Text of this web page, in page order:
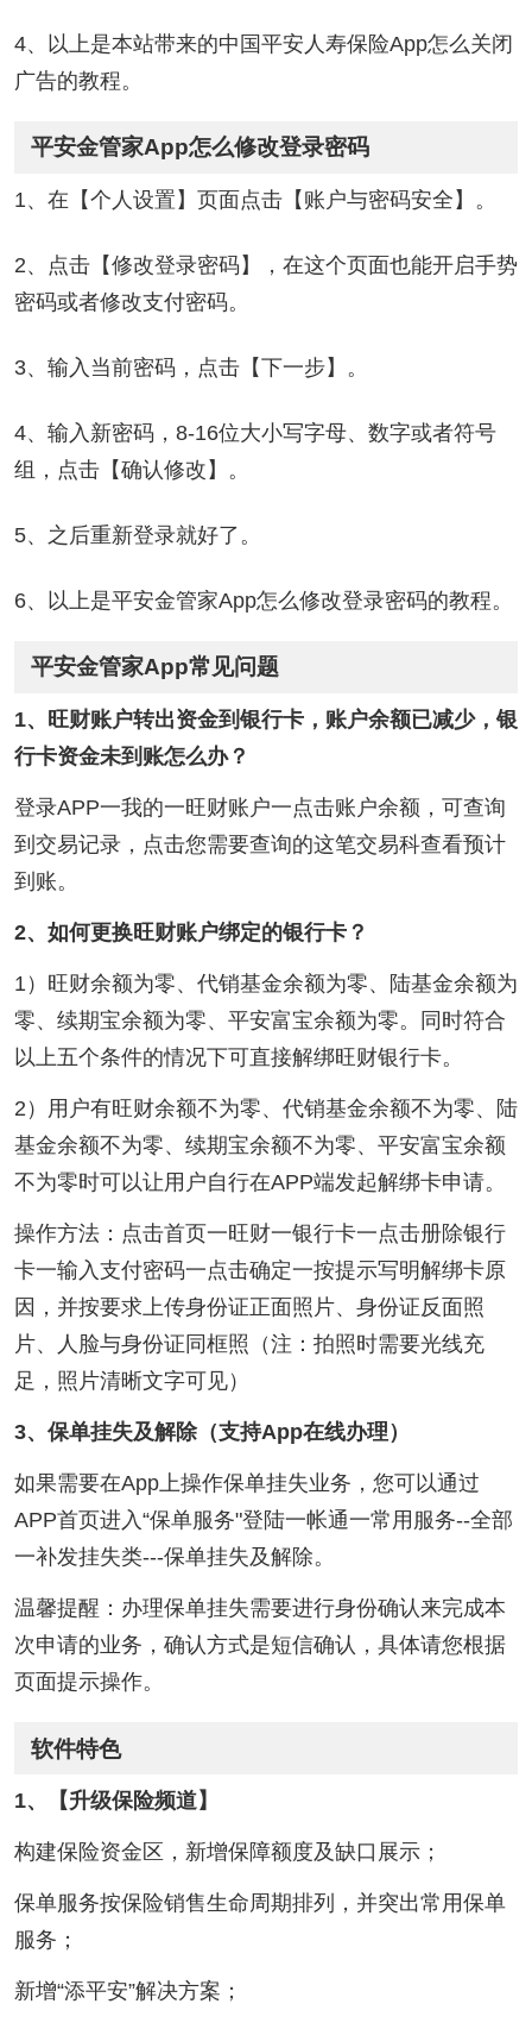
4、以上是本站带来的中国平安人寿保险App怎么关闭
广告的教程。
平安金管家App怎么修改登录密码
1、在【个人设置】页面点击【账户与密码安全】。
2、点击【修改登录密码】，在这个页面也能开启手势
密码或者修改支付密码。
3、输入当前密码，点击【下一步】。
4、输入新密码，8-16位大小写字母、数字或者符号
组，点击【确认修改】。
5、之后重新登录就好了。
6、以上是平安金管家App怎么修改登录密码的教程。
平安金管家App常见问题
1、旺财账户转出资金到银行卡，账户余额已减少，银
行卡资金未到账怎么办？
登录APP一我的一旺财账户一点击账户余额，可查询
到交易记录，点击您需要查询的这笔交易科查看预计
到账。
2、如何更换旺财账户绑定的银行卡？
1）旺财余额为零、代销基金余额为零、陆基金余额为
零、续期宝余额为零、平安富宝余额为零。同时符合
以上五个条件的情况下可直接解绑旺财银行卡。
2）用户有旺财余额不为零、代销基金余额不为零、陆
基金余额不为零、续期宝余额不为零、平安富宝余额
不为零时可以让用户自行在APP端发起解绑卡申请。
操作方法：点击首页一旺财一银行卡一点击册除银行
卡一输入支付密码一点击确定一按提示写明解绑卡原
因，并按要求上传身份证正面照片、身份证反面照
片、人脸与身份证同框照（注：拍照时需要光线充
足，照片清晰文字可见）
3、保单挂失及解除（支持App在线办理）
如果需要在App上操作保单挂失业务，您可以通过
APP首页进入“保单服务"登陆一帐通一常用服务--全部
一补发挂失类---保单挂失及解除。
温馨提醒：办理保单挂失需要进行身份确认来完成本
次申请的业务，确认方式是短信确认，具体请您根据
页面提示操作。
软件特色
1、【升级保险频道】
构建保险资金区，新增保障额度及缺口展示；
保单服务按保险销售生命周期排列，并突出常用保单
服务；
新增“添平安”解决方案；